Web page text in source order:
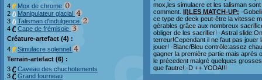
4
Mox de chrome
2
Manipulateur glacial
3
Talisman d'indulgence
4
Cape de frémisoie
Créature-artefact (4) :
4
Simulacre solennel
Terrain-artefact (6) :
3
Caveau des chuchotements
3
Grand fourneau
mox,les simulacre et les talisman
comment. II)LES MATCH-UP: -
ce type de deck peut-être la vitesse
gérables grâce aux nombreux
obliger de les sacrifier! -Astral
terreur!Cependant il ne faut pas
jouer! -Blanc/Bleu contrôle:assez
gagner la première partie mais après
le précedent malgré quelques
que l'autre!:-D ++ YODA!!!